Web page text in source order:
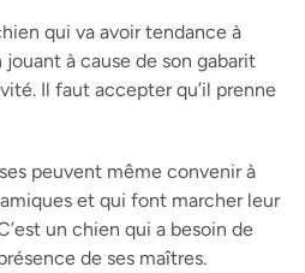
qui va avoir tendance à
à cause de son gabarit
Il faut accepter qu’il prenne
peuvent même convenir à
et qui font marcher leur
un chien qui a besoin de
de ses maîtres.